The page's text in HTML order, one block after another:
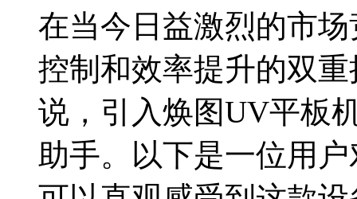
在当今日益激烈的市
控制和效率提升的双
说，引入焕图UV平板
助手。以下是一位用